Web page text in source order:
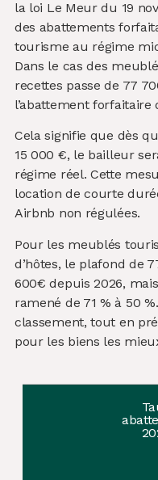
la loi Le Meur du 19
des abattements
tourisme au régime
Dans le cas des
recettes passe de 77
l’abattement forfaitaire
Cela signifie que dès
15 000 €, le bailleur
régime réel. Cette
location de courte
Airbnb non régulées.
Pour les meublés
d’hôtes, le plafond de
600€ depuis 2026,
ramené de 71 % à 50
classement, tout en
pour les biens les